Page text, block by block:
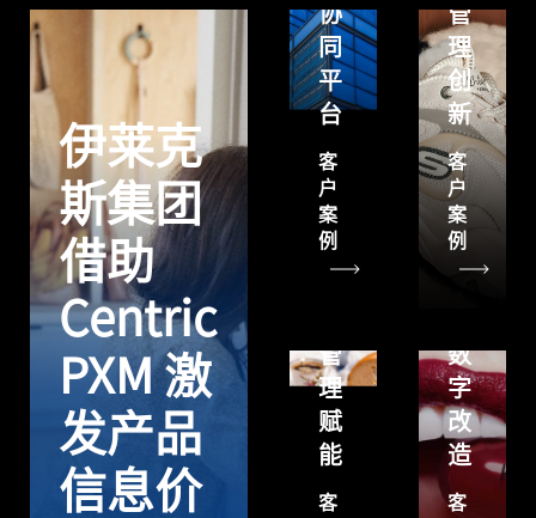
伊莱克
斯集团
借助
Centric
PXM 激
发产品
信息价
协
同
平
台
客
户
案
例
管
理
创
新
客
户
案
例
淀
粉
通
过
Centric
PLM
实
现
管
理
赋
能
客
Centric
PLM
为
KIKO
Milano
数
字
改
造
客